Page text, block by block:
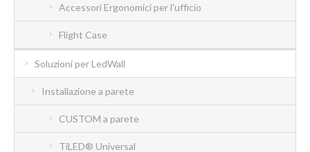
Accessori Ergonomici per l'ufficio
Flight Case
Soluzioni per LedWall
Installazione a parete
CUSTOM a parete
TiLED® Universal